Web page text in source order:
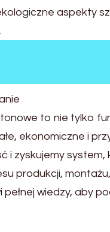
aspekty
to nie tylko
ekonomiczne i
i zyskujemy system,
produkcji,
pełnej wiedzy, aby